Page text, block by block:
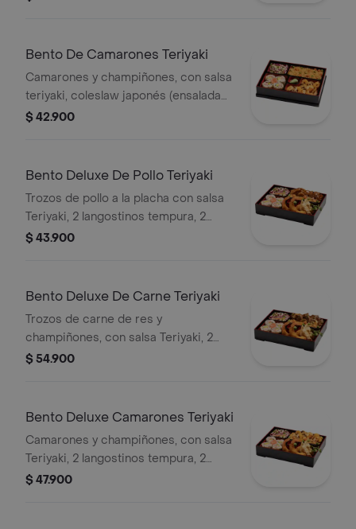
Bento De Camarones Teriyaki
Camarones y champiñones, con salsa
teriyaki, coleslaw japonés (ensalada
de repollo y zanahoria), 4 bocados de
$ 42.900
Bento Deluxe De Pollo Teriyaki
Trozos de pollo a la placha con salsa
Teriyaki, 2 langostinos tempura, 2
gyozas, coleslaw japonés, 4 bocados
$ 43.900
Bento Deluxe De Carne Teriyaki
Trozos de carne de res y
champiñones, con salsa Teriyaki, 2
langostinos, 2 gyozas, coleslaw
$ 54.900
Bento Deluxe Camarones Teriyaki
Camarones y champiñones, con salsa
Teriyaki, 2 langostinos tempura, 2
gyozas, coleslaw japonés, 4 bocados
$ 47.900